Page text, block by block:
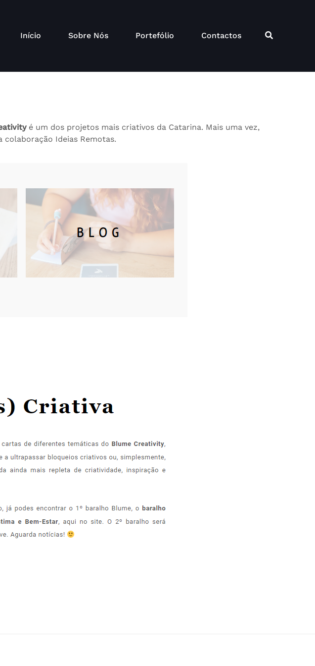
Início Sobre Nós Portefólio Contactos
é um dos projetos mais criativos da Catarina. Mais uma vez,
Ideias Remotas.